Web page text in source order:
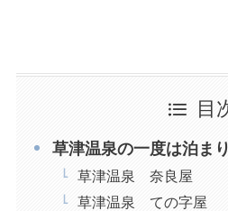
目
草津温泉の一度は泊ま
草津温泉 奈良屋
草津温泉 ての字屋